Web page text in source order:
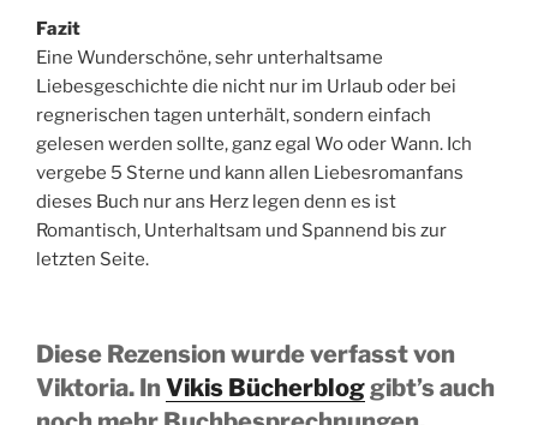
Fazit
Eine Wunderschöne, sehr unterhaltsame
Liebesgeschichte die nicht nur im Urlaub oder bei
regnerischen tagen unterhält, sondern einfach
gelesen werden sollte, ganz egal Wo oder Wann. Ich
vergebe 5 Sterne und kann allen Liebesromanfans
dieses Buch nur ans Herz legen denn es ist
Romantisch, Unterhaltsam und Spannend bis zur
letzten Seite.
Diese Rezension wurde verfasst von
Viktoria. InVikis Bücherbloggibt’s auch